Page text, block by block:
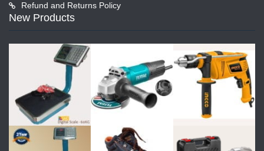
Refund and Returns Policy
New Products